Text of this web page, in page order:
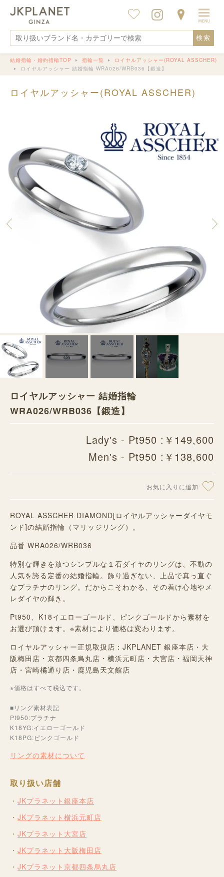
検索
結婚指輪・婚約指輪TOP 指輪一覧
ロイヤルアッシャー(ROYAL ASSCHER)
ロイヤルアッシャー 結婚指輪 WRA026/WRB036【鍛造】
ロイヤルアッシャー(ROYAL ASSCHER)
ロイヤルアッシャー 結婚指輪
WRA026/WRB036【鍛造】
Lady's - Pt950 :￥149,600
Men's - Pt950 :￥138,600
お気に入りに追加
ROYAL ASSCHER DIAMOND[ロイヤルアッシャーダイヤモ
ンド]の結婚指輪（マリッジリング）。
品番 WRA026/WRB036
特別な輝きを放つシンプルな１石ダイヤのリングは、不動の
人気を誇る定番の結婚指輪。飾り過ぎない、上品で真っ直ぐ
なプラチナのリング。だからこそわかる、その着け心地やメ
レダイヤの輝き。
Pt950、K18イエローゴールド、ピンクゴールドから素材を
お選び頂けます。※素材により価格は変わります。
ロイヤルアッシャー正規取扱店：JKPLANET 銀座本店・大
阪梅田店・京都四条烏丸店・横浜元町店・大宮店・福岡天神
店・宮崎橘通り店・鹿児島天文館店
※価格はすべて税込です。
■リング素材表記
Pt950:プラチナ
K18YG:イエローゴールド
K18PG:ピンクゴールド
リングの素材について
取り扱い店舗
JKプラネット銀座本店
JKプラネット横浜元町店
JKプラネット大宮店
JKプラネット大阪梅田店
JKプラネット京都四条烏丸店